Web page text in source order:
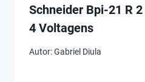
Schneider Bpi-21 R
4 Voltagens
Autor:Gabriel Diula